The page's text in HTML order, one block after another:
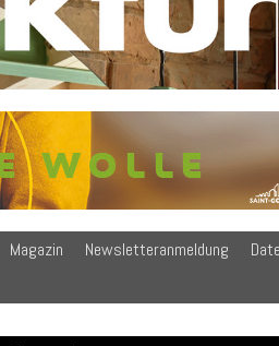
Magazin Newsletteranmeldung